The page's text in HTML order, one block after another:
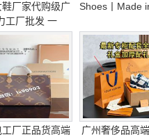
厂家代购级广
工厂批发 一
Shoes丨Made
厂正品货高端
广州奢侈品高